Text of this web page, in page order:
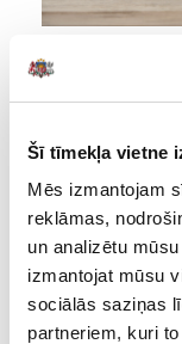
Šī tīmekļa vietne
Mēs izmantojam
reklāmas,
un analizētu
izmantojat mūsu
sociālās saziņas
partneriem, kuri
Saskaņā ar
izskatīšanai.
iestādēm, lai
tiesisko seku
Ja revīzijā
vai pašvaldībai
piecas minimālās